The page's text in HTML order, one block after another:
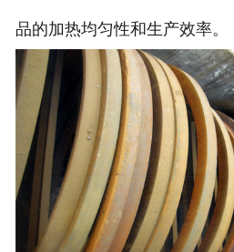
品的加热均匀性和生产效率。